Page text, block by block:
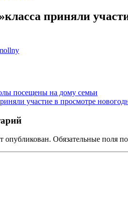
приняли
посещены на дому семьи
участие в просмотре
опубликован. Обязательные поля